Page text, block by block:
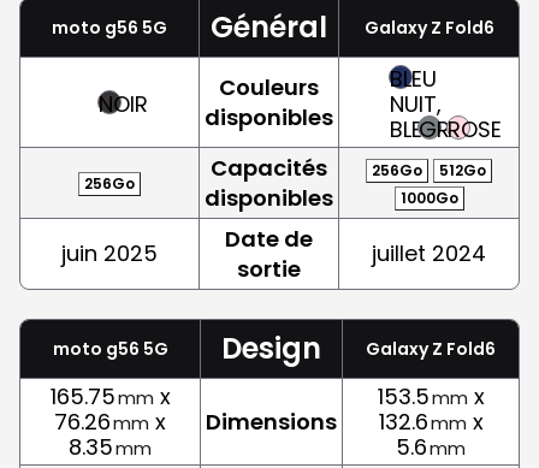
moto g56 5G Général Galaxy Z Fold6
NOIR
Couleurs
disponibles
BLEU
NUIT,
BLEUGRISROSE
256Go
Capacités
disponibles
256Go
512Go
1000Go
juin 2025
Date de
sortie
juillet 2024
moto g56 5G Design Galaxy Z Fold6
165.75mm x
76.26mm x
8.35mm
Dimensions
153.5mm x
132.6mm x
5.6mm